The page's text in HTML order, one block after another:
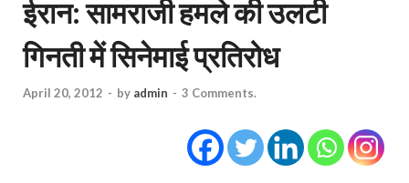
ईरान: सामराजी हमले की उलटी
गिनती में सिनेमाई प्रतिरोध
April 20, 2012 - by admin - 3 Comments.